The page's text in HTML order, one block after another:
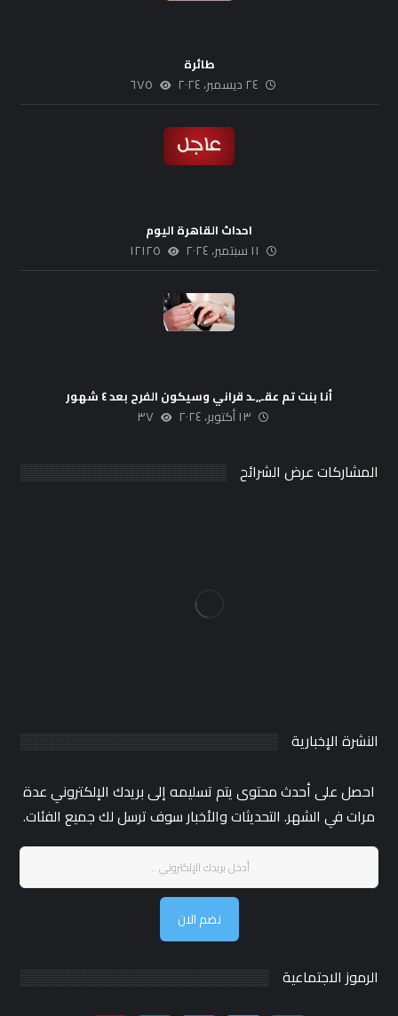
طائرة
٢٤ ديسمبر، ٢٠٢٤ ٦٧٥
احداث القاهرة اليوم
١١ سبتمبر، ٢٠٢٤ ١٢١٢٥
أنا بنت تم عقـ,,ـد قراني وسيكون الفرح بعد ٤ شهور
١٣ أكتوبر، ٢٠٢٤ ٣٧
المشاركات عرض الشرائح
النشرة الإخبارية
احصل على أحدث محتوى يتم تسليمه إلى بريدك الإلكتروني عدة
مرات في الشهر. التحديثات والأخبار سوف ترسل لك جميع الفئات.
نضم الان
الرموز الاجتماعية